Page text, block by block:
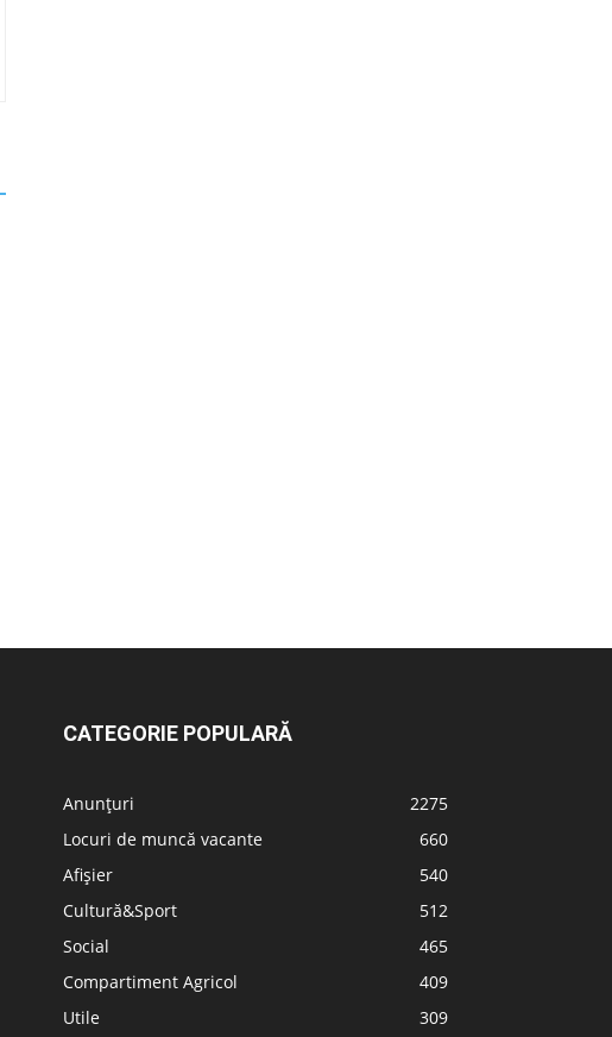
CATEGORIE POPULARĂ
Anunțuri
2275
Locuri de muncă vacante
660
Afișier
540
Cultură&Sport
512
Social
465
Compartiment Agricol
409
Utile
309